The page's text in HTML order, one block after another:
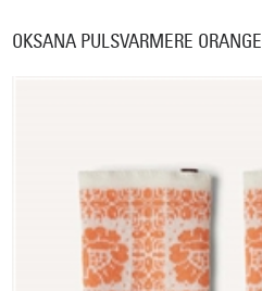
OKSANA PULSVARMERE ORANGE